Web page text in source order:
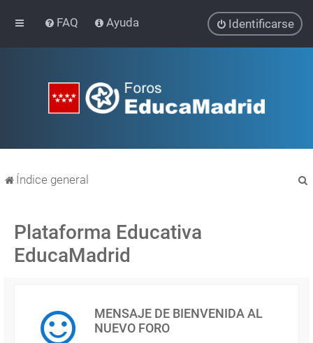
FAQ Ayuda Identificarse
Índice general
Plataforma Educativa
EducaMadrid
MENSAJE DE BIENVENIDA AL
NUEVO FORO